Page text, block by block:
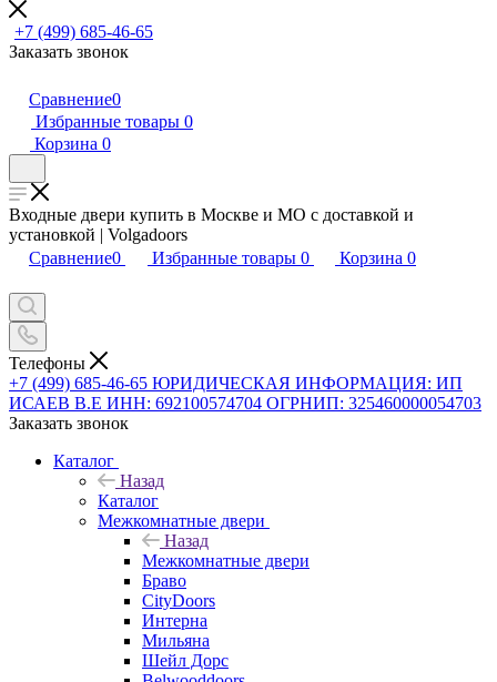
+7 (499) 685-46-65
Заказать звонок
Сравнение0
Избранные товары 0
Корзина 0
Входные двери купить в Москве и МО с доставкой и
установкой | Volgadoors
Сравнение0 Избранные товары 0 Корзина 0
Телефоны
+7 (499) 685-46-65 ЮРИДИЧЕСКАЯ ИНФОРМАЦИЯ: ИП
ИСАЕВ В.Е ИНН: 692100574704 ОГРНИП: 325460000054703
Заказать звонок
Каталог
Назад
Каталог
Межкомнатные двери
Назад
Межкомнатные двери
Браво
CityDoors
Интерна
Мильяна
Шейл Дорс